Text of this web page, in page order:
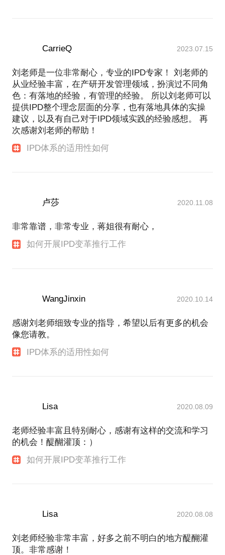
CarrieQ 2023.07.15
刘老师是一位非常耐心，专业的IPD专家！ 刘老师的
从业经验丰富，在产研开发管理领域，扮演过不同角
色：有落地的经验，有管理的经验。 所以刘老师可以
提供IPD整个理念层面的分享，也有落地具体的实操
建议，以及有自己对于IPD领域实践的经验感想。 再
次感谢刘老师的帮助！
IPD体系的适用性如何
卢莎 2020.11.08
非常靠谱，非常专业，蒋姐很有耐心，
如何开展IPD变革推行工作
WangJinxin 2020.10.14
感谢刘老师细致专业的指导，希望以后有更多的机会
像您请教。
IPD体系的适用性如何
Lisa 2020.08.09
老师经验丰富且特别耐心，感谢有这样的交流和学习
的机会！醍醐灌顶：）
如何开展IPD变革推行工作
Lisa 2020.08.08
刘老师经验非常丰富，好多之前不明白的地方醍醐灌
顶。非常感谢！